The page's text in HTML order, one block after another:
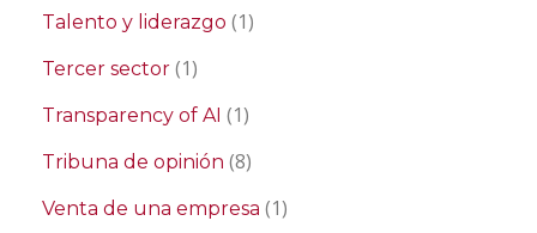
Talento y liderazgo (1)
Tercer sector (1)
Transparency of AI (1)
Tribuna de opinión (8)
Venta de una empresa (1)